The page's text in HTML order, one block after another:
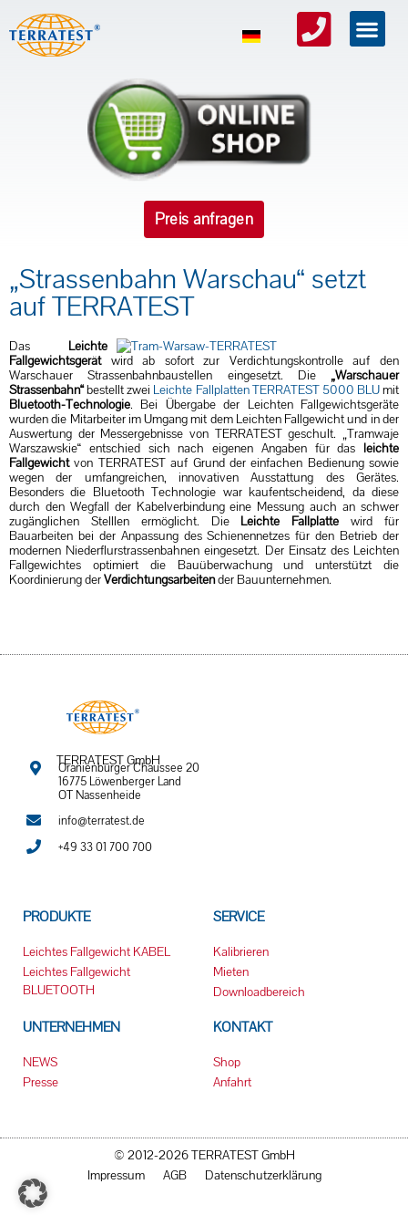
Preis anfragen
„Strassenbahn Warschau“ setzt
auf TERRATEST
Das Leichte
Fallgewichtsgerätwird ab sofort zur Verdichtungskontrolle auf den
Warschauer Strassenbahnbaustellen eingesetzt. Die „Warschauer
Strassenbahn“bestellt zwei Leichte Fallplatten TERRATEST 5000 BLUmit
Bluetooth-Technologie. Bei Übergabe der Leichten Fallgewichtsgeräte
wurden die Mitarbeiter im Umgang mit dem Leichten Fallgewicht und in der
Auswertung der Messergebnisse von TERRATEST geschult. „Tramwaje
Warszawskie“ entschied sich nach eigenen Angaben für das leichte
Fallgewichtvon TERRATEST auf Grund der einfachen Bedienung sowie
wegen der umfangreichen, innovativen Ausstattung des Gerätes.
Besonders die Bluetooth Technologie war kaufentscheidend, da diese
durch den Wegfall der Kabelverbindung eine Messung auch an schwer
zugänglichen Stelllen ermöglicht. Die Leichte Fallplatte wird für
Bauarbeiten bei der Anpassung des Schienennetzes für den Betrieb der
modernen Niederflurstrassenbahnen eingesetzt. Der Einsatz des Leichten
Fallgewichtes optimiert die Bauüberwachung und unterstützt die
Koordinierung derVerdichtungsarbeitender Bauunternehmen.
TERRATEST GmbH
Oranienburger Chaussee 20
16775 Löwenberger Land
OT Nassenheide
info@terratest.de
+49 33 01 700 700
PRODUKTE
Leichtes Fallgewicht KABEL
Leichtes Fallgewicht
BLUETOOTH
SERVICE
Kalibrieren
Mieten
Downloadbereich
UNTERNEHMEN
NEWS
Presse
KONTAKT
Shop
Anfahrt
© 2012-2026 TERRATEST GmbH
Impressum
AGB Datenschutzerklärung